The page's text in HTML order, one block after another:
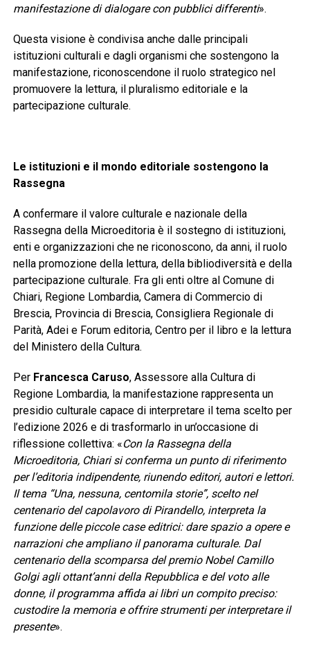
manifestazione di dialogare con pubblici differenti».
Questa visione è condivisa anche dalle principali
istituzioni culturali e dagli organismi che sostengono la
manifestazione, riconoscendone il ruolo strategico nel
promuovere la lettura, il pluralismo editoriale e la
partecipazione culturale.
Le istituzioni e il mondo editoriale sostengono la
Rassegna
A confermare il valore culturale e nazionale della
Rassegna della Microeditoria è il sostegno di istituzioni,
enti e organizzazioni che ne riconoscono, da anni, il ruolo
nella promozione della lettura, della bibliodiversità e della
partecipazione culturale. Fra gli enti oltre al Comune di
Chiari, Regione Lombardia, Camera di Commercio di
Brescia, Provincia di Brescia, Consigliera Regionale di
Parità, Adei e Forum editoria, Centro per il libro e la lettura
del Ministero della Cultura.
Per Francesca Caruso, Assessore alla Cultura di
Regione Lombardia, la manifestazione rappresenta un
presidio culturale capace di interpretare il tema scelto per
l’edizione 2026 e di trasformarlo in un’occasione di
riflessione collettiva: «Con la Rassegna della
Microeditoria, Chiari si conferma un punto di riferimento
per l’editoria indipendente, riunendo editori, autori e lettori.
Il tema “Una, nessuna, centomila storie”, scelto nel
centenario del capolavoro di Pirandello, interpreta la
funzione delle piccole case editrici: dare spazio a opere e
narrazioni che ampliano il panorama culturale. Dal
centenario della scomparsa del premio Nobel Camillo
Golgi agli ottant’anni della Repubblica e del voto alle
donne, il programma affida ai libri un compito preciso:
custodire la memoria e offrire strumenti per interpretare il
presente».